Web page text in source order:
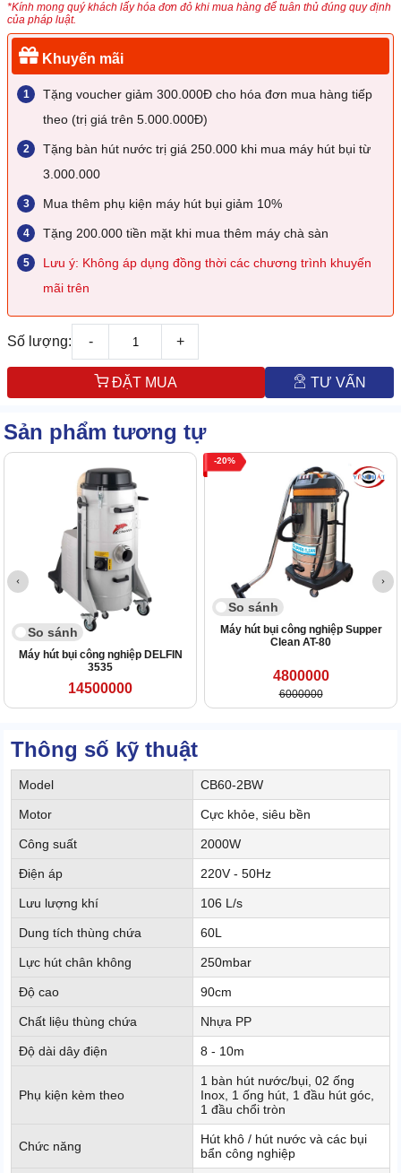
*Kính mong quý khách lấy hóa đơn đỏ khi mua hàng để tuân thủ đúng quy định
của pháp luật.
Khuyến mãi
Tặng voucher giảm 300.000Đ cho hóa đơn mua hàng tiếp
theo (trị giá trên 5.000.000Đ)
Tặng bàn hút nước trị giá 250.000 khi mua máy hút bụi từ
3.000.000
Mua thêm phụ kiện máy hút bụi giảm 10%
Tặng 200.000 tiền mặt khi mua thêm máy chà sàn
Lưu ý: Không áp dụng đồng thời các chương trình khuyến
mãi trên
Số lượng: - +
ĐẶT MUA TƯ VẤN
Sản phẩm tương tự
So sánh
Máy hút bụi công nghiệp DELFIN
3535
14500000
20
So sánh
Máy hút bụi công nghiệp Supper
Clean AT-80
4800000
6000000
Thông số kỹ thuật
Model CB60-2BW
Motor Cực khỏe, siêu bền
Công suất 2000W
Điện áp 220V - 50Hz
Lưu lượng khí 106 L/s
Dung tích thùng chứa 60L
Lực hút chân không 250mbar
Độ cao 90cm
Chất liệu thùng chứa Nhựa PP
Độ dài dây điện 8 - 10m
Phụ kiện kèm theo
1 bàn hút nước/bụi, 02 ống
Inox, 1 ống hút, 1 đầu hút góc,
1 đầu chổi tròn
Chức năng
Hút khô / hút nước và các bụi
bẩn công nghiệp